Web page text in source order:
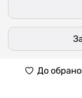
До